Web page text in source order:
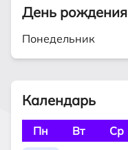
День рождения
Понедельник
Календарь
Пн Вт Ср